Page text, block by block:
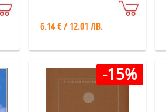
6.14 € / 12.01 ЛВ.
-15%